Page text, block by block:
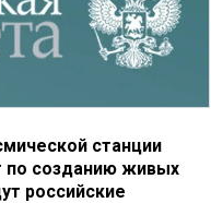
станции
по созданию живых
российские